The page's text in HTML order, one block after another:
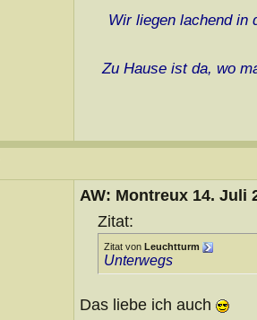
Wir liegen lachend in
Zu Hause ist da, wo
AW: Montreux 14. Juli
Zitat:
Zitat von Leuchtturm
Unterwegs
Das liebe ich auch